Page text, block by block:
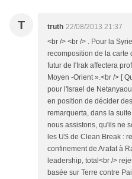
T truth 22/08/2013 21:37
<br /> <br /> . Pour la
recomposition de la carte
futur de l'Irak affectera
Moyen -Orient ».<br /> [
pour l'Israel de
en position de décider
remarquerta, dans la
nous assistons, qu'ils ne
les US de Clean Break :
confinement de Arafat à
leadership, total<br />
basée sur Terre contre